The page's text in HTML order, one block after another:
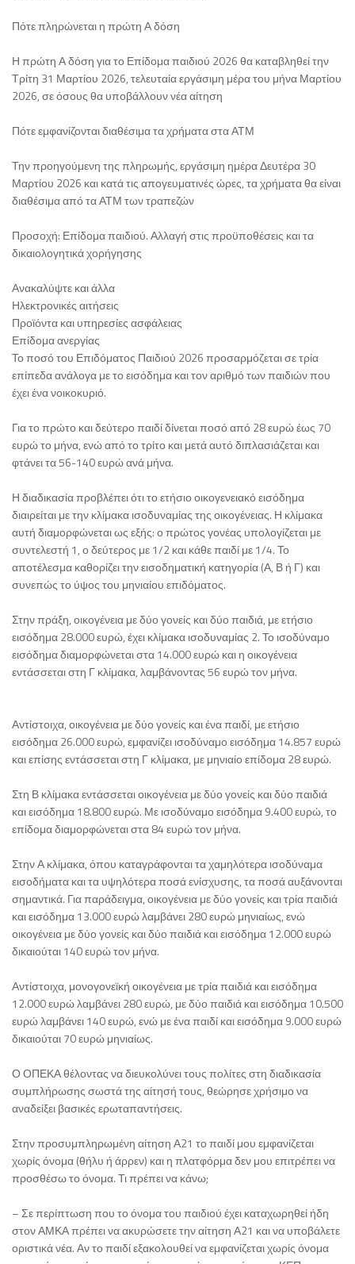
Πότε πληρώνεται η πρώτη Α δόση
Η πρώτη Α δόση για το Επίδομα παιδιού 2026 θα καταβληθεί την
Τρίτη 31 Μαρτίου 2026, τελευταία εργάσιμη μέρα του μήνα Μαρτίου
2026, σε όσους θα υποβάλλουν νέα αίτηση
Πότε εμφανίζονται διαθέσιμα τα χρήματα στα ΑΤΜ
Την προηγούμενη της πληρωμής, εργάσιμη ημέρα Δευτέρα 30
Μαρτίου 2026 και κατά τις απογευματινές ώρες, τα χρήματα θα είναι
διαθέσιμα από τα ΑΤΜ των τραπεζών
Προσοχή: Επίδομα παιδιού. Αλλαγή στις προϋποθέσεις και τα
δικαιολογητικά χορήγησης
Ανακαλύψτε και άλλα
Ηλεκτρονικές αιτήσεις
Προϊόντα και υπηρεσίες ασφάλειας
Επίδομα ανεργίας
Το ποσό του Επιδόματος Παιδιού 2026 προσαρμόζεται σε τρία
επίπεδα ανάλογα με το εισόδημα και τον αριθμό των παιδιών που
έχει ένα νοικοκυριό.
Για το πρώτο και δεύτερο παιδί δίνεται ποσό από 28 ευρώ έως 70
ευρώ το μήνα, ενώ από το τρίτο και μετά αυτό διπλασιάζεται και
φτάνει τα 56-140 ευρώ ανά μήνα.
Η διαδικασία προβλέπει ότι το ετήσιο οικογενειακό εισόδημα
διαιρείται με την κλίμακα ισοδυναμίας της οικογένειας. Η κλίμακα
αυτή διαμορφώνεται ως εξής: ο πρώτος γονέας υπολογίζεται με
συντελεστή 1, ο δεύτερος με 1/2 και κάθε παιδί με 1/4. Το
αποτέλεσμα καθορίζει την εισοδηματική κατηγορία (Α, Β ή Γ) και
συνεπώς το ύψος του μηνιαίου επιδόματος.
Στην πράξη, οικογένεια με δύο γονείς και δύο παιδιά, με ετήσιο
εισόδημα 28.000 ευρώ, έχει κλίμακα ισοδυναμίας 2. Το ισοδύναμο
εισόδημα διαμορφώνεται στα 14.000 ευρώ και η οικογένεια
εντάσσεται στη Γ κλίμακα, λαμβάνοντας 56 ευρώ τον μήνα.
Αντίστοιχα, οικογένεια με δύο γονείς και ένα παιδί, με ετήσιο
εισόδημα 26.000 ευρώ, εμφανίζει ισοδύναμο εισόδημα 14.857 ευρώ
και επίσης εντάσσεται στη Γ κλίμακα, με μηνιαίο επίδομα 28 ευρώ.
Στη Β κλίμακα εντάσσεται οικογένεια με δύο γονείς και δύο παιδιά
και εισόδημα 18.800 ευρώ. Με ισοδύναμο εισόδημα 9.400 ευρώ, το
επίδομα διαμορφώνεται στα 84 ευρώ τον μήνα.
Στην Α κλίμακα, όπου καταγράφονται τα χαμηλότερα ισοδύναμα
εισοδήματα και τα υψηλότερα ποσά ενίσχυσης, τα ποσά αυξάνονται
σημαντικά. Για παράδειγμα, οικογένεια με δύο γονείς και τρία παιδιά
και εισόδημα 13.000 ευρώ λαμβάνει 280 ευρώ μηνιαίως, ενώ
οικογένεια με δύο γονείς και δύο παιδιά και εισόδημα 12.000 ευρώ
δικαιούται 140 ευρώ τον μήνα.
Αντίστοιχα, μονογονεϊκή οικογένεια με τρία παιδιά και εισόδημα
12.000 ευρώ λαμβάνει 280 ευρώ, με δύο παιδιά και εισόδημα 10.500
ευρώ λαμβάνει 140 ευρώ, ενώ με ένα παιδί και εισόδημα 9.000 ευρώ
δικαιούται 70 ευρώ μηνιαίως.
Ο ΟΠΕΚΑ θέλοντας να διευκολύνει τους πολίτες στη διαδικασία
συμπλήρωσης σωστά της αίτησή τους, θεώρησε χρήσιμο να
αναδείξει βασικές ερωταπαντήσεις.
Στην προσυμπληρωμένη αίτηση Α21 το παιδί μου εμφανίζεται
χωρίς όνομα (θήλυ ή άρρεν) και η πλατφόρμα δεν μου επιτρέπει να
προσθέσω το όνομα. Τι πρέπει να κάνω;
– Σε περίπτωση που το όνομα του παιδιού έχει καταχωρηθεί ήδη
στον ΑΜΚΑ πρέπει να ακυρώσετε την αίτηση Α21 και να υποβάλετε
οριστικά νέα. Αν το παιδί εξακολουθεί να εμφανίζεται χωρίς όνομα